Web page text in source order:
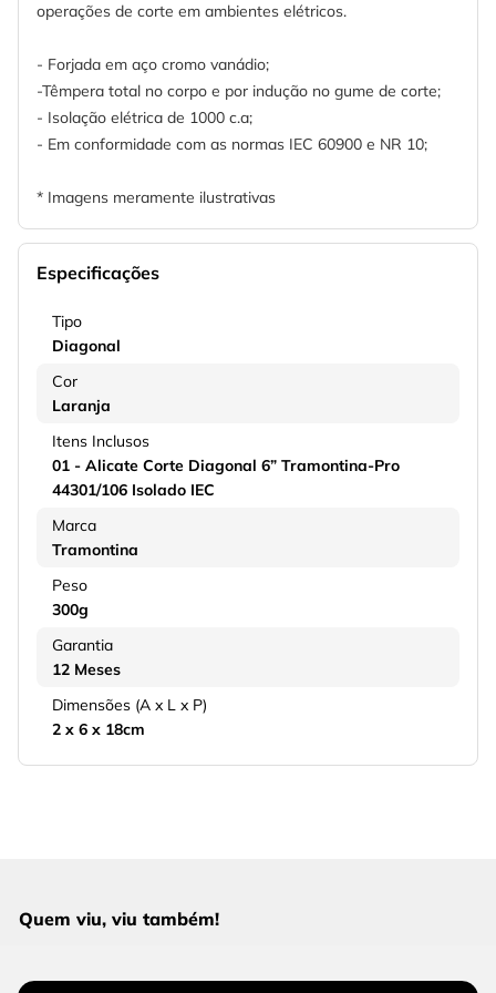
operações de corte em ambientes elétricos.
- Forjada em aço cromo vanádio;
-Têmpera total no corpo e por indução no gume de corte;
- Isolação elétrica de 1000 c.a;
- Em conformidade com as normas IEC 60900 e NR 10;
* Imagens meramente ilustrativas
Especificações
Tipo
Diagonal
Cor
Laranja
Itens Inclusos
01 - Alicate Corte Diagonal 6” Tramontina-Pro
44301/106 Isolado IEC
Marca
Tramontina
Peso
300g
Garantia
12 Meses
Dimensões (A x L x P)
2 x 6 x 18cm
Quem viu, viu também!